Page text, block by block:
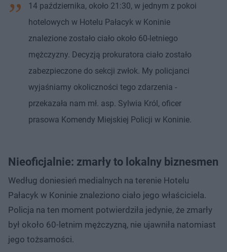
14 października, około 21:30, w jednym z pokoi
hotelowych w Hotelu Pałacyk w Koninie
znalezione zostało ciało około 60-letniego
mężczyzny. Decyzją prokuratora ciało zostało
zabezpieczone do sekcji zwłok. My policjanci
wyjaśniamy okoliczności tego zdarzenia -
przekazała nam mł. asp. Sylwia Król, oficer
prasowa Komendy Miejskiej Policji w Koninie.
Nieoficjalnie: zmarły to lokalny biznesmen
Według doniesień medialnych na terenie Hotelu
Pałacyk w Koninie znaleziono ciało jego właściciela.
Policja na ten moment potwierdziła jedynie, że zmarły
był około 60-letnim mężczyzną, nie ujawniła natomiast
jego tożsamości.